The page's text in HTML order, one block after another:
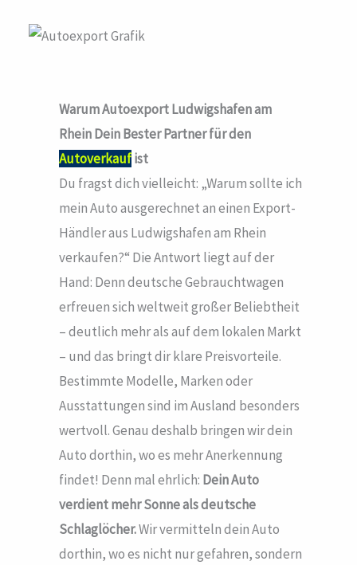
Warum Autoexport Ludwigshafen am
RheinDein Bester Partner für den
Autoverkaufist
Du fragst dich vielleicht: „Warum sollte ich
mein Auto ausgerechnet an einen Export-
Händler aus Ludwigshafen am Rhein
verkaufen?“ Die Antwort liegt auf der
Hand: Denn deutsche Gebrauchtwagen
erfreuen sich weltweit großer Beliebtheit
– deutlich mehr als auf dem lokalen Markt
– und das bringt dir klare Preisvorteile.
Bestimmte Modelle, Marken oder
Ausstattungen sind im Ausland besonders
wertvoll. Genau deshalb bringen wir dein
Auto dorthin, wo es mehr Anerkennung
findet! Denn mal ehrlich: Dein Auto
verdient mehr Sonne als deutsche
Schlaglöcher.Wir vermitteln dein Auto
dorthin, wo es nicht nur gefahren, sondern